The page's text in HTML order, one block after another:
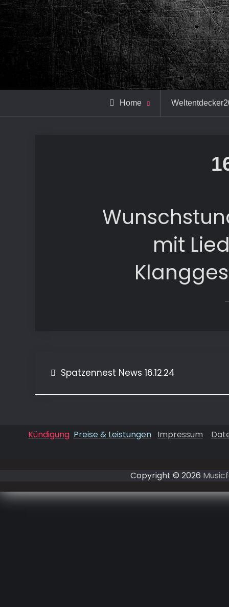
Home
mit
Beitragsnavigation
Spatzennest News 16.12.24
Kündigung Preise & Leistungen Impressum
Copyright © 2026